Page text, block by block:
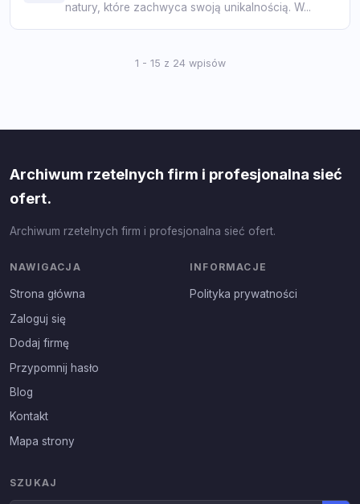
natury, które zachwyca swoją unikalnością. W...
1 - 15 z 24 wpisów
Archiwum rzetelnych firm i profesjonalna sieć
ofert.
Archiwum rzetelnych firm i profesjonalna sieć ofert.
NAWIGACJA
Strona główna
Zaloguj się
Dodaj firmę
Przypomnij hasło
Blog
Kontakt
Mapa strony
INFORMACJE
Polityka prywatności
SZUKAJ